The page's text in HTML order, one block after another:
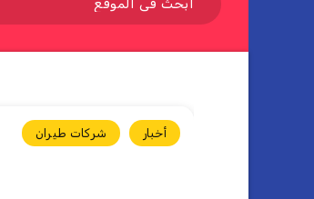
أخبار شركات طيران